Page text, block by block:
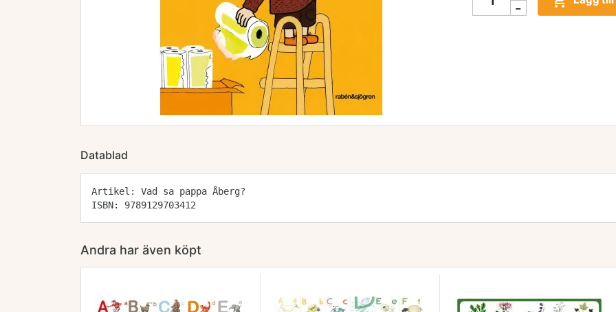
Datablad
Artikel: Vad sa pappa Åberg?
ISBN: 9789129703412
Andra har även köpt